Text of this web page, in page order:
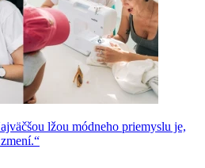
lžou módneho priemyslu je,